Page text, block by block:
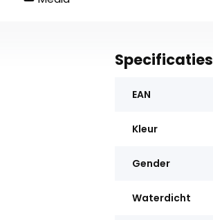
Specificaties
EAN
Kleur
Gender
Waterdicht